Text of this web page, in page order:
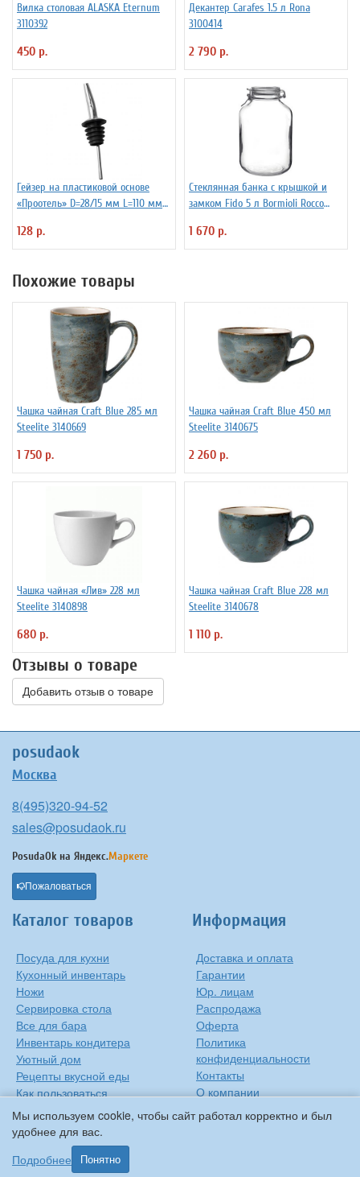
Мы используем cookie, чтобы сайт работал корректно и был
удобнее для вас.
Подробнее
Понятно
Вилка столовая ALASKA Eternum
3110392
450 р.
Декантер Carafes 1.5 л Rona
3100414
2 790 р.
Гейзер на пластиковой основе
«Проотель» D=28/15 мм L=110 мм
128 р.
Стеклянная банка с крышкой и
замком Fido 5 л Bormioli Rocco
1 670 р.
Похожие товары
Чашка чайная Craft Blue 285 мл
Steelite 3140669
1 750 р.
Чашка чайная Craft Blue 450 мл
Steelite 3140675
2 260 р.
Чашка чайная «Лив» 228 мл
Steelite 3140898
680 р.
Чашка чайная Craft Blue 228 мл
Steelite 3140678
1 110 р.
Отзывы о товаре
Добавить отзыв о товаре
posudaok
Москва
8(495)320-94-52
sales@posudaok.ru
PosudaOk на Яндекс.Маркете
Пожаловаться
Каталог товаров
Посуда для кухни
Кухонный инвентарь
Ножи
Сервировка стола
Все для бара
Инвентарь кондитера
Уютный дом
Рецепты вкусной еды
Как пользоваться
сковородкой
Информация
Доставка и оплата
Гарантии
Юр. лицам
Распродажа
Оферта
Политика
конфиденциальности
Контакты
О компании
Сиропы Monin
Виды барного стекла